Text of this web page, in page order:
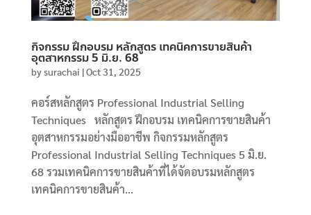
กิจกรรม ฝึกอบรม หลักสูตร เทคนิคการขายสินค้า
อุตสาหกรรม 5 มิ.ย. 68
bysurachai |Oct 31, 2025
คอร์สหลักสูตร Professional Industrial Selling
Techniques หลักสูตร ฝึกอบรม เทคนิคการขายสินค้า
อุตสาหกรรมอย่างมืออาชีพ กิจกรรมหลักสูตร
Professional Industrial Selling Techniques 5 มิ.ย.
68 รวมเทคนิคการขายสินค้าที่ได้จัดอบรมหลักสูตร
เทคนิคการขายสินค้า...